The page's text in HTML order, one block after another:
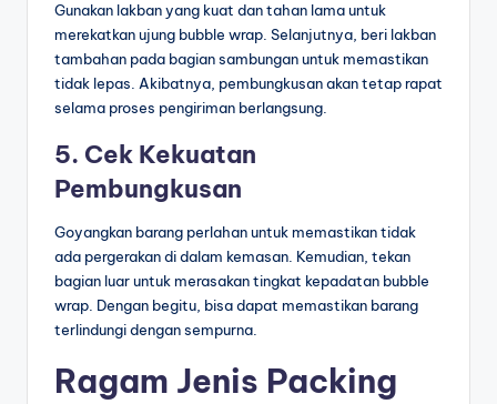
Gunakan lakban yang kuat dan tahan lama untuk
merekatkan ujung bubble wrap. Selanjutnya, beri lakban
tambahan pada bagian sambungan untuk memastikan
tidak lepas. Akibatnya, pembungkusan akan tetap rapat
selama proses pengiriman berlangsung.
5. Cek Kekuatan
Pembungkusan
Goyangkan barang perlahan untuk memastikan tidak
ada pergerakan di dalam kemasan. Kemudian, tekan
bagian luar untuk merasakan tingkat kepadatan bubble
wrap. Dengan begitu, bisa dapat memastikan barang
terlindungi dengan sempurna.
Ragam Jenis Packing